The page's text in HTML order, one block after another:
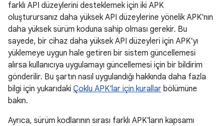
farklı API düzeylerini desteklemek için iki APK
oluşturursanız daha yüksek API düzeylerine yönelik APK'nın
daha yüksek sürüm koduna sahip olması gerekir. Bu
sayede, bir cihaz daha yüksek API düzeyleri için APK'yı
yüklemeye uygun hale getiren bir sistem güncellemesi
alırsa kullanıcıya uygulamayı güncellemesi için bir bildirim
gönderilir. Bu şartın nasıl uygulandığı hakkında daha fazla
bilgi için yukarıdaki Çoklu APK'lar için kurallar bölümüne
bakın.
Ayrıca, sürüm kodlarının sırası farklı APK'ların kapsamı